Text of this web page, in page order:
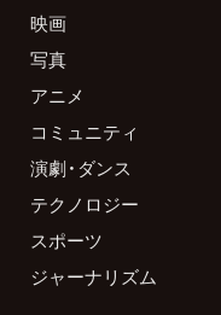
映画
写真
アニメ
コミュニティ
演劇・ダンス
テクノロジー
スポーツ
ジャーナリズム